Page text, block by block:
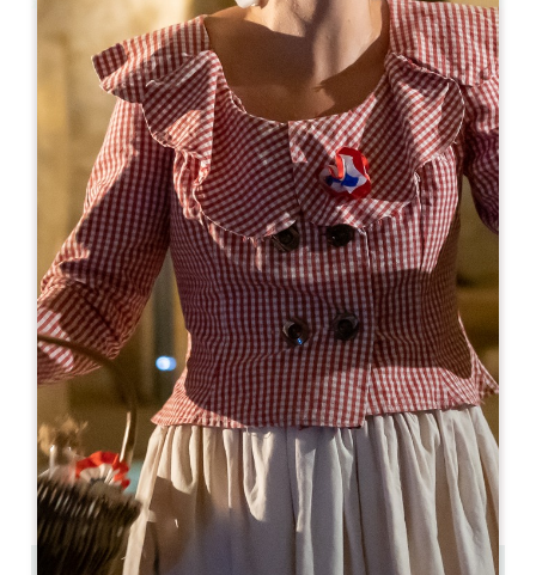
8€
Château Mondorion
719 Route de Mondou
33330 SAINT-SULPICE DE FALEYRENS
06 79 34 65 05
catcruse2@gmail.com
МЕСЯЦ ОТКРЫТИЯ
Ф М А М И И А С О Н Д
ДНИ ОТКРЫТИЯ
П
AM
PM
В
AM
PM
С
AM
PM
Ч
AM AM
С